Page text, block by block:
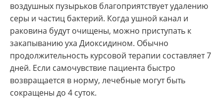
воздушных пузырьков благоприятствует удалению
серы и частиц бактерий. Когда ушной канал и
раковина будут очищены, можно приступать к
закапыванию уха Диоксидином. Обычно
продолжительность курсовой терапии составляет 7
дней. Если самочувствие пациента быстро
возвращается в норму, лечебные могут быть
сокращены до 4 суток.